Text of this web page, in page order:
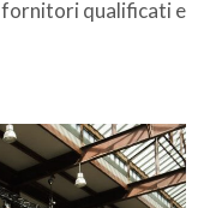
fornitori qualificati e